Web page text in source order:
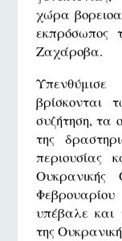
χώρα
Ζαχάροβα.
βρίσκονται
συζήτηση, τα
της
περιουσίας
Ουκρανικής
υπέβαλε και
της